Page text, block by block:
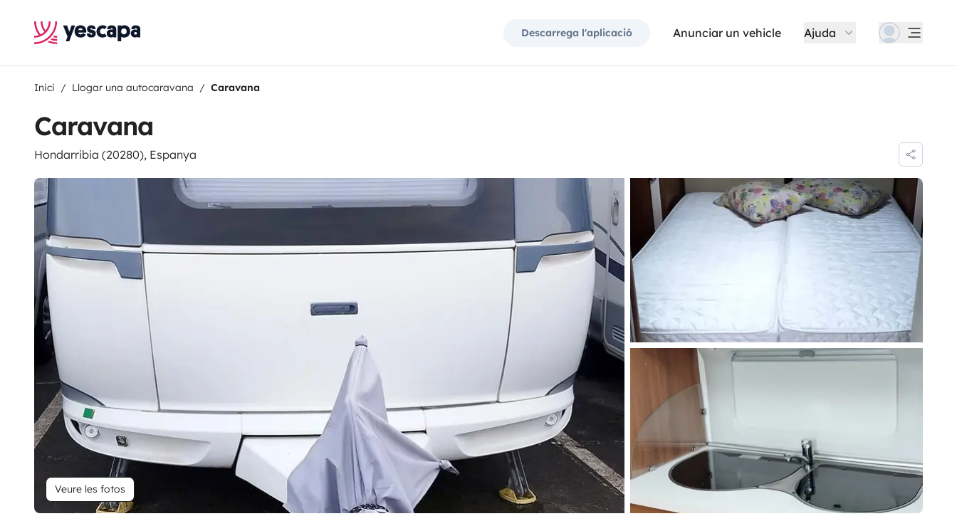
Descarrega l'aplicació Anunciar un vehicle Ajuda
Inici Llogar una autocaravana Caravana
Caravana
Hondarribia (20280), Espanya
Veure les fotos